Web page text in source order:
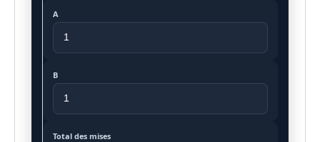
A
B
Total des mises